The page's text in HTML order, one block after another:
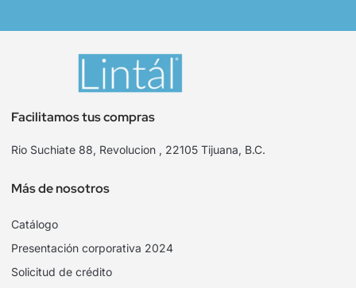
Facilitamos tus compras
Rio Suchiate 88, Revolucion , 22105 Tijuana, B.C.
Más de nosotros
Catálogo
Presentación corporativa 2024
Solicitud de crédito